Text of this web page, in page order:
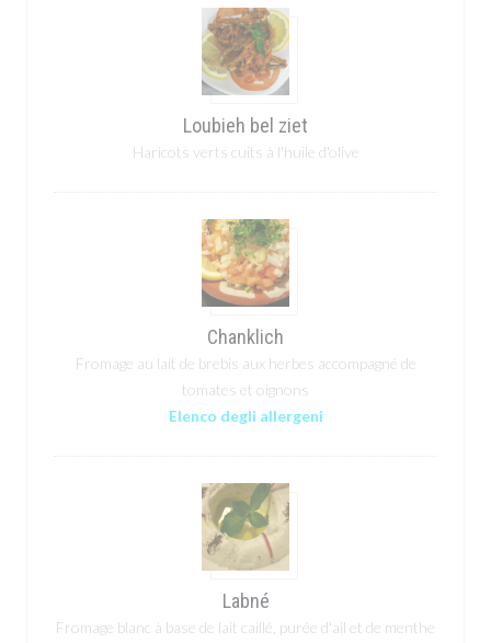
Loubieh bel ziet
Haricots verts cuits à l'huile d'olive
Chanklich
Fromage au lait de brebis aux herbes accompagné de
tomates et oignons
Elenco degli allergeni
Labné
Fromage blanc à base de lait caillé, purée d'ail et de menthe